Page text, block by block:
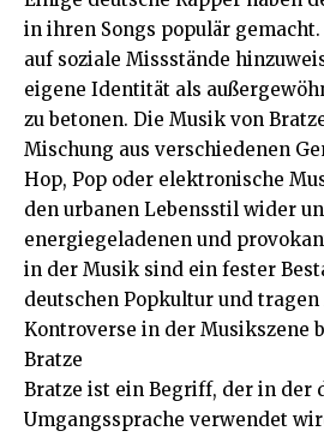
in ihren Songs populär
auf soziale Missstände
eigene Identität als
zu betonen. Die Musik von
Mischung aus verschiedenen
Hop, Pop oder elektronische
den urbanen Lebensstil wider
energiegeladenen und
in der Musik sind ein fester
deutschen Popkultur und
Kontroverse in der Musikszene
Bratze
Bratze ist ein Begriff, der in der
Umgangssprache verwendet